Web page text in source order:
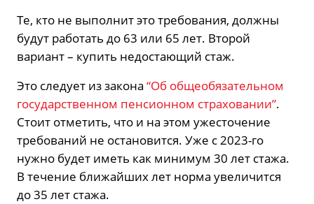
Те, кто не выполнит это требования, должны
будут работать до 63 или 65 лет. Второй
вариант – купить недостающий стаж.
Это следует из закона “Об общеобязательном
государственном пенсионном страховании”.
Стоит отметить, что и на этом ужесточение
требований не остановится. Уже с 2023-го
нужно будет иметь как минимум 30 лет стажа.
В течение ближайших лет норма увеличится
до 35 лет стажа.